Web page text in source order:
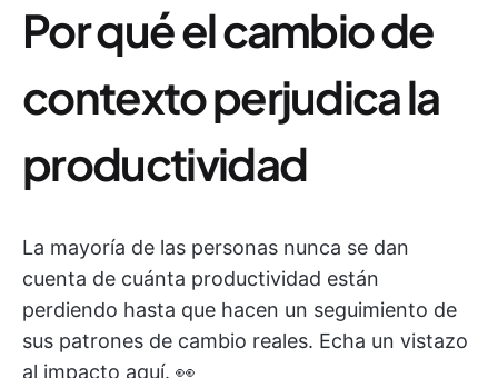
Por qué el cambio de
contexto perjudica la
productividad
La mayoría de las personas nunca se dan
cuenta de cuánta productividad están
perdiendo hasta que hacen un seguimiento de
sus patrones de cambio reales. Echa un vistazo
al impacto aquí. 👀